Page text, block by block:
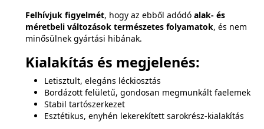
Felhívjuk figyelmét, hogy az ebből adódó alak- és
méretbeli változások természetes folyamatok, és nem
minősülnek gyártási hibának.
Kialakítás és megjelenés:
Letisztult, elegáns léckiosztás
Bordázott felületű, gondosan megmunkált faelemek
Stabil tartószerkezet
Esztétikus, enyhén lekerekített sarokrész-kialakítás